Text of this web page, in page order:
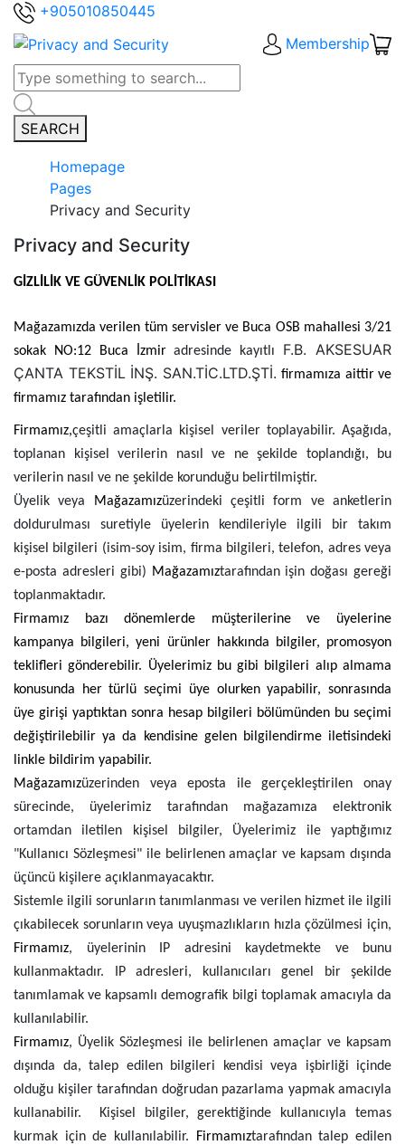
+905010850445
SEARCH
Membership
Homepage
Pages
Privacy and Security
Privacy and Security
GİZLİLİK VE GÜVENLİK POLİTİKASI
Mağazamızda verilen tüm servisler ve Buca OSB mahallesi 3/21
sokak NO:12 Buca İzmiradresinde kayıtlı F.B. AKSESUAR
ÇANTA TEKSTİL İNŞ. SAN.TİC.LTD.ŞTİ. firmamıza aittir ve
firmamız tarafından işletilir.
Firmamız,çeşitli amaçlarla kişisel veriler toplayabilir. Aşağıda,
toplanan kişisel verilerin nasıl ve ne şekilde toplandığı, bu
verilerin nasıl ve ne şekilde korunduğu belirtilmiştir.
Üyelik veya
Mağazamızüzerindeki çeşitli form ve anketlerin
doldurulması suretiyle üyelerin kendileriyle ilgili bir takım
kişisel bilgileri (isim-soy isim, firma bilgileri, telefon, adres veya
e-posta adresleri gibi) Mağazamıztarafından işin doğası gereği
toplanmaktadır.
Firmamız bazı dönemlerde müşterilerine ve üyelerine
kampanya bilgileri, yeni ürünler hakkında bilgiler, promosyon
teklifleri gönderebilir. Üyelerimiz bu gibi bilgileri alıp almama
konusunda her türlü seçimi üye olurken yapabilir, sonrasında
üye girişi yaptıktan sonra hesap bilgileri bölümünden bu seçimi
değiştirilebilir ya da kendisine gelen bilgilendirme iletisindeki
linkle bildirim yapabilir.
Mağazamızüzerinden veya eposta ile gerçekleştirilen onay
sürecinde, üyelerimiz tarafından mağazamıza elektronik
ortamdan iletilen kişisel bilgiler, Üyelerimiz ile yaptığımız
"Kullanıcı Sözleşmesi" ile belirlenen amaçlar ve kapsam dışında
üçüncü kişilere açıklanmayacaktır.
Sistemle ilgili sorunların tanımlanması ve verilen hizmet ile ilgili
çıkabilecek sorunların veya uyuşmazlıkların hızla çözülmesi için,
Firmamız, üyelerinin IP adresini kaydetmekte ve bunu
kullanmaktadır. IP adresleri, kullanıcıları genel bir şekilde
tanımlamak ve kapsamlı demografik bilgi toplamak amacıyla da
kullanılabilir.
Firmamız, Üyelik Sözleşmesi ile belirlenen amaçlar ve kapsam
dışında da, talep edilen bilgileri kendisi veya işbirliği içinde
olduğu kişiler tarafından doğrudan pazarlama yapmak amacıyla
kullanabilir. Kişisel bilgiler, gerektiğinde kullanıcıyla temas
kurmak için de kullanılabilir.
Firmamıztarafından talep edilen